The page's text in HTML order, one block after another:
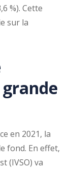
%). Cette
sur la
en 2021, la
fond. En effet,
(IVSO) va